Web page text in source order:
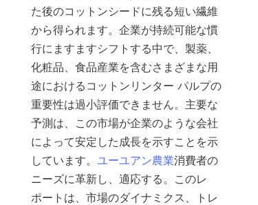
た後のコットンシードに残る短い繊維
から得られます。企業が持続可能な慣
行にますますシフトする中で、製薬、
化粧品、食品産業を含むさまざまな用
途におけるコットンリンター パルプの
重要性は過小評価できません。主要な
予測は、この市場が企業のような会社
によって安定した成長を示すことを示
しています。 ユーユアン農業消費者の
ニーズに革新し、適応する。このレ
ポートは、市場のダイナミクス、トレ